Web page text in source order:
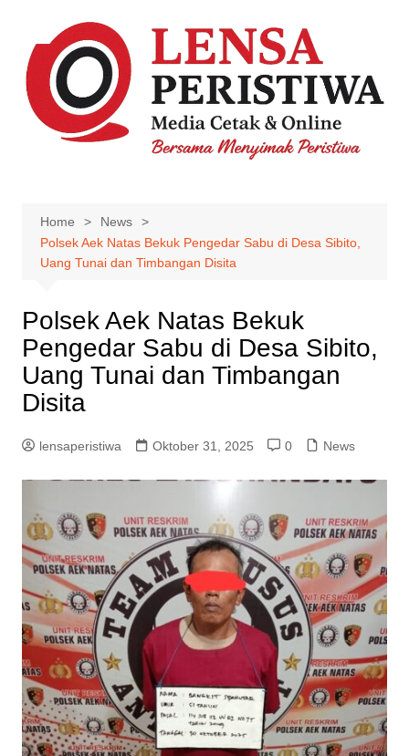
content
Home
News
Polsek Aek Natas Bekuk Pengedar Sabu di Desa Sibito,
Uang Tunai dan Timbangan Disita
Polsek Aek Natas Bekuk
Pengedar Sabu di Desa Sibito,
Uang Tunai dan Timbangan
Disita
lensaperistiwa Oktober 31, 2025 0 News